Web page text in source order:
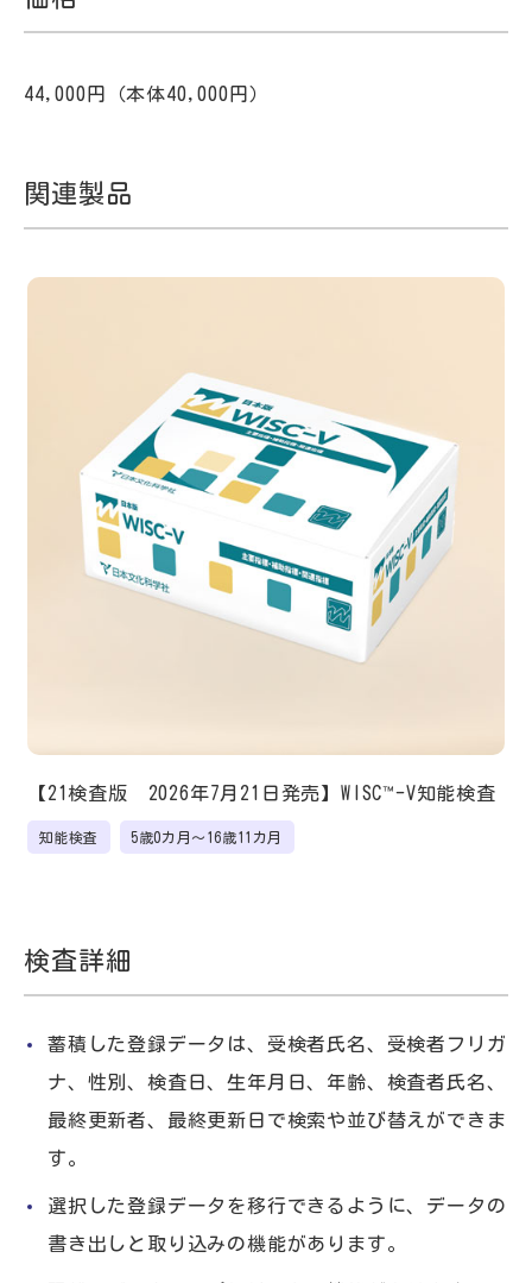
44,000円（本体40,000円）
関連製品
【21検査版 2026年7月21日発売】WISC™-V知能検査
知能検査 5歳0カ月～16歳11カ月
検査詳細
蓄積した登録データは、受検者氏名、受検者フリガ
ナ、性別、検査日、生年月日、年齢、検査者氏名、
最終更新者、最終更新日で検索や並び替えができま
す。
選択した登録データを移行できるように、データの
書き出しと取り込みの機能があります。